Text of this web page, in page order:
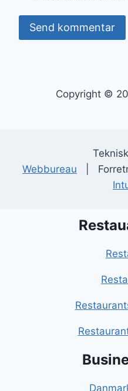
Copyright ©
Webbureau |